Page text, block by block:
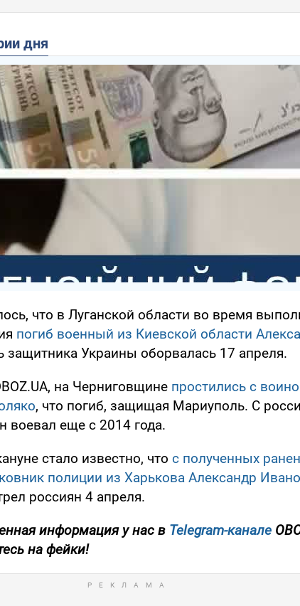
дня
что в Луганской области во время
погиб военный из Киевской области
защитника Украины оборвалась 17 апреля.
на Черниговщине простились с
, что погиб, защищая Мариуполь. С
воевал еще с 2014 года.
стало известно, что с полученных
полиции из Харькова Александр
россиян 4 апреля.
информация у нас в Telegram-канале
на фейки!